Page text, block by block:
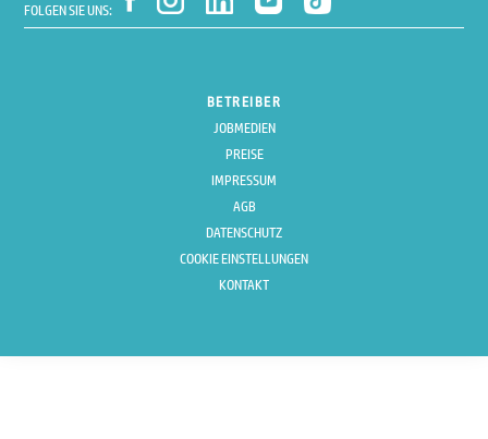
FOLGEN SIE UNS:
BETREIBER
JOBMEDIEN
PREISE
IMPRESSUM
AGB
DATENSCHUTZ
COOKIE EINSTELLUNGEN
KONTAKT